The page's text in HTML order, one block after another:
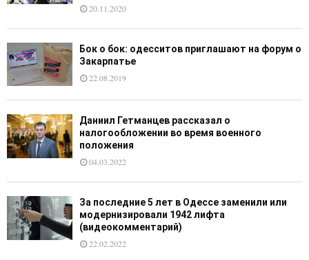
20.11.2020
Бок о бок: одесситов приглашают на форум о
Закарпатье
22.08.2019
Даниил Гетманцев рассказал о
налогообложении во время военного
положения
04.03.2022
За последние 5 лет в Одессе заменили или
модернизировали 1942 лифта
(видеокомментарий)
22.02.2022